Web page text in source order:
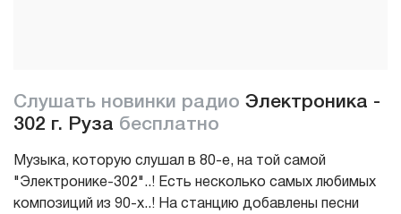
Слушать новинки радио Электроника -
302 г. Руза бесплатно
Музыка, которую слушал в 80-е, на той самой
"Электронике-302"..! Есть несколько самых любимых
композиций из 90-х..! На станцию добавлены песни